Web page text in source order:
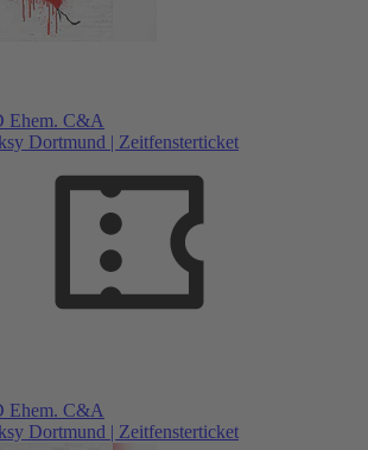
Ehem. C&A
Dortmund | Zeitfensterticket
Ehem. C&A
Dortmund | Zeitfensterticket